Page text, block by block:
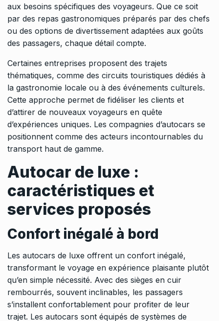
aux besoins spécifiques des voyageurs. Que ce soit
par des repas gastronomiques préparés par des chefs
ou des options de divertissement adaptées aux goûts
des passagers, chaque détail compte.
Certaines entreprises proposent des trajets
thématiques, comme des circuits touristiques dédiés à
la gastronomie locale ou à des événements culturels.
Cette approche permet de fidéliser les clients et
d’attirer de nouveaux voyageurs en quête
d’expériences uniques. Les compagnies d’autocars se
positionnent comme des acteurs incontournables du
transport haut de gamme.
Autocar de luxe :
caractéristiques et
services proposés
Confort inégalé à bord
Les autocars de luxe offrent un confort inégalé,
transformant le voyage en expérience plaisante plutôt
qu’en simple nécessité. Avec des sièges en cuir
rembourrés, souvent inclinables, les passagers
s’installent confortablement pour profiter de leur
trajet. Les autocars sont équipés de systèmes de